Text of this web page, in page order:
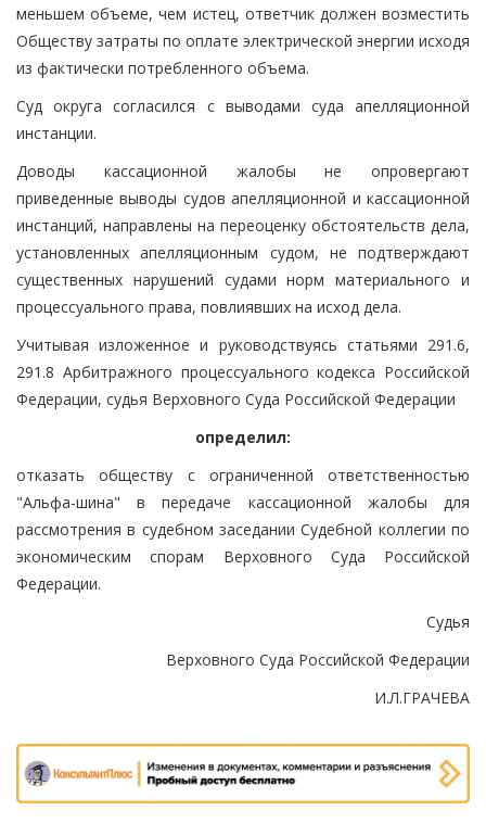
меньшем объеме, чем истец, ответчик должен возместить
Обществу затраты по оплате электрической энергии исходя
из фактически потребленного объема.
Суд округа согласился с выводами суда апелляционной
инстанции.
Доводы кассационной жалобы не опровергают
приведенные выводы судов апелляционной и кассационной
инстанций, направлены на переоценку обстоятельств дела,
установленных апелляционным судом, не подтверждают
существенных нарушений судами норм материального и
процессуального права, повлиявших на исход дела.
Учитывая изложенное и руководствуясь статьями 291.6,
291.8 Арбитражного процессуального кодекса Российской
Федерации, судья Верховного Суда Российской Федерации
определил:
отказать обществу с ограниченной ответственностью
"Альфа-шина" в передаче кассационной жалобы для
рассмотрения в судебном заседании Судебной коллегии по
экономическим спорам Верховного Суда Российской
Федерации.
Судья
Верховного Суда Российской Федерации
И.Л.ГРАЧЕВА